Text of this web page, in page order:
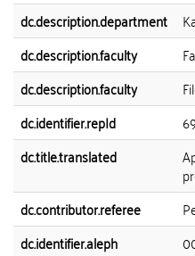
dc.description.department
dc.description.faculty
dc.description.faculty
dc.identifier.repId
dc.title.translated
dc.contributor.referee
dc.identifier.aleph